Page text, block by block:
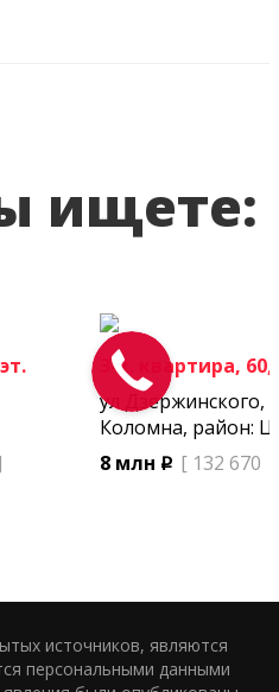
ищете:
3-к. квартира,
ул Дзержинского,
Коломна, район:
8 млн p [ 132 670
источников, являются
персональными данными